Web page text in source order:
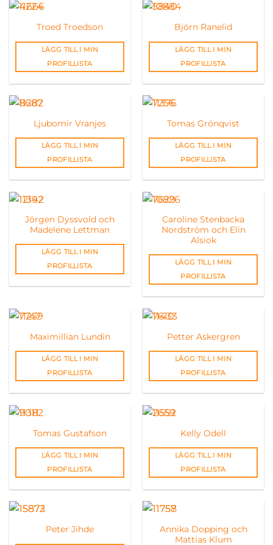
Troed Troedson
LÄGG TILL I MIN
PROFILLISTA
Björn Ranelid
LÄGG TILL I MIN
PROFILLISTA
Ljubomir Vranjes
LÄGG TILL I MIN
PROFILLISTA
Tomas Grönqvist
LÄGG TILL I MIN
PROFILLISTA
Jörgen Dyssvold och
Madelene Lettman
LÄGG TILL I MIN
PROFILLISTA
Caroline Stenbacka
Nordström och Elin
Alsiok
LÄGG TILL I MIN
PROFILLISTA
Maximillian Lundin
LÄGG TILL I MIN
PROFILLISTA
Petter Askergren
LÄGG TILL I MIN
PROFILLISTA
Tomas Gustafson
LÄGG TILL I MIN
PROFILLISTA
Kelly Odell
LÄGG TILL I MIN
PROFILLISTA
Peter Jihde
Annika Dopping och
Mattias Klum